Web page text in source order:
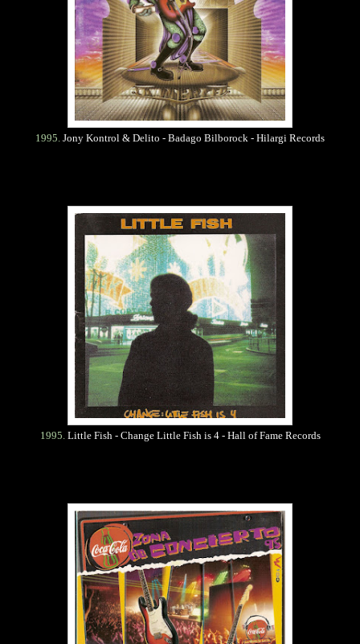
1995. Jony Kontrol & Delito - Badago Bilborock - Hilargi Records
1995.Little Fish - Change Little Fish is 4 - Hall of Fame Records